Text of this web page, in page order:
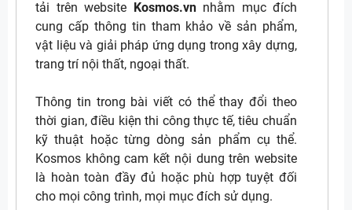
tải trên website Kosmos.vnnhằm mục đích
cung cấp thông tin tham khảo về sản phẩm,
vật liệu và giải pháp ứng dụng trong xây dựng,
trang trí nội thất, ngoại thất.
Thông tin trong bài viết có thể thay đổi theo
thời gian, điều kiện thi công thực tế, tiêu chuẩn
kỹ thuật hoặc từng dòng sản phẩm cụ thể.
Kosmos không cam kết nội dung trên website
là hoàn toàn đầy đủ hoặc phù hợp tuyệt đối
cho mọi công trình, mọi mục đích sử dụng.